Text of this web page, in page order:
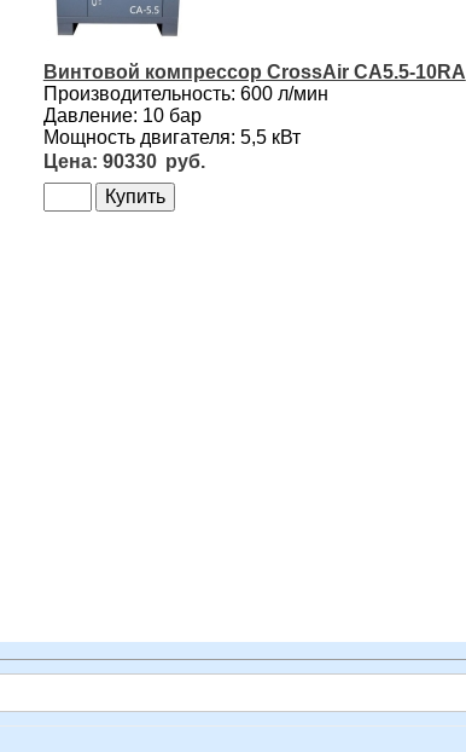
Винтовой компрессор CrossAir CA5.5-10RA
Производительность: 600 л/мин
Давление: 10 бар
Мощность двигателя: 5,5 кВт
90330